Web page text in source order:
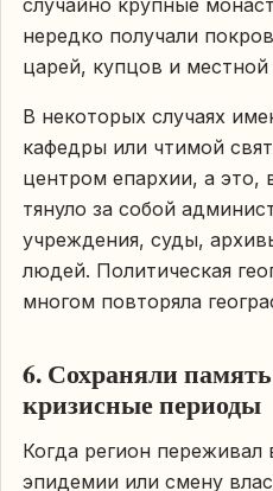
случайно крупные
нередко получали
царей, купцов и местной
В некоторых случаях
кафедры или чтимой
центром епархии, а это,
тянуло за собой
учреждения, суды,
людей. Политическая
многом повторяла
6. Сохраняли
кризисные периоды
Когда регион
эпидемии или смену